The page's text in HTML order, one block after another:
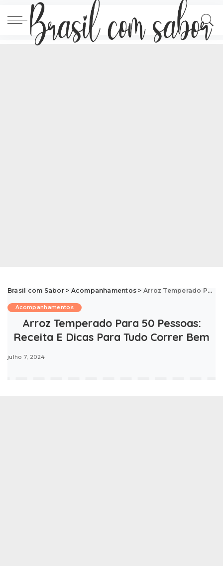
Brasil com Sabor> Acompanhamentos > Arroz Temperado Para 50 Pessoas: Receita E Dicas Para Tudo Correr Bem
Acompanhamentos
Arroz Temperado Para 50 Pessoas:
Receita E Dicas Para Tudo Correr Bem
julho 7, 2024